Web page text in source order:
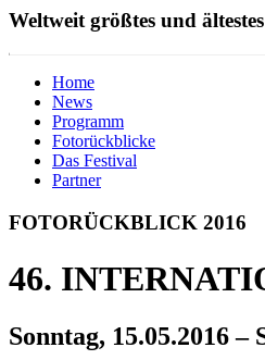
Weltweit größtes und
Home
News
Programm
Fotorückblicke
Das Festival
Partner
FOTO­RÜCKBLICK 2016
46.
Sonntag, 15.05.2016 –